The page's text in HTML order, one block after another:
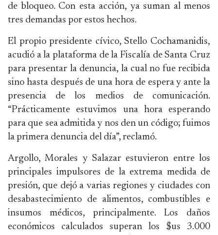
de bloqueo. Con esta acción, ya suman al menos
tres demandas por estos hechos.
El propio presidente cívico, Stello Cochamanidis,
acudió a la plataforma de la Fiscalía de Santa Cruz
para presentar la denuncia, la cual no fue recibida
sino hasta después de una hora de espera y ante la
presencia de los medios de comunicación.
“Prácticamente estuvimos una hora esperando
para que sea admitida y nos den un código; fuimos
la primera denuncia del día”, reclamó.
Argollo, Morales y Salazar estuvieron entre los
principales impulsores de la extrema medida de
presión, que dejó a varias regiones y ciudades con
desabastecimiento de alimentos, combustibles e
insumos médicos, principalmente. Los daños
económicos calculados superan los $us 3.000